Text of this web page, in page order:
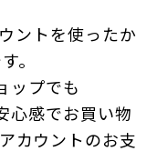
ントを使ったか
。
ップでも
心感でお買い物
カウントのお支